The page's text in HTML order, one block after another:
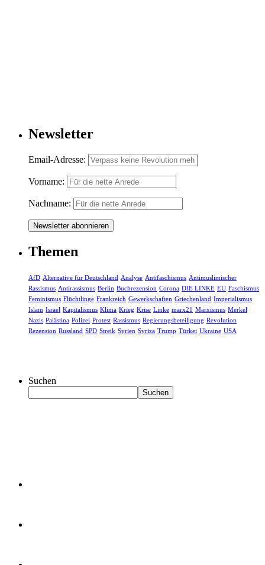
Newsletter
Email-Adresse:
Vorname:
Nachname:
Themen
AfD Alternative für Deutschland Analyse Antifaschismus Antimuslimischer
Rassismus Antirassismus Berlin Buchrezension Corona DIE LINKE EU Faschismus
Feminismus Flüchtlinge Frankreich Gewerkschaften Griechenland Imperialismus
Islam Israel Kapitalismus Klima Krieg Krise Linke marx21 Marxismus Merkel
Nazis Palästina Polizei Protest Rassismus Regierungsbeteiligung Revolution
Rezension Russland SPD Streik Syrien Syriza Trump Türkei Ukraine USA
Suchen
Suchen